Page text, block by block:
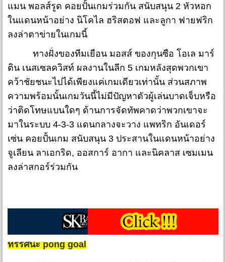
แมน พอลส์รูด คอยปั้นเกมร่วมกัน สนับสนุน 2 หัวหอก
ในแดนหน้าอย่าง นิโคไล ฮริสตอฟ และลูกา ฟายฟริก
ลงล่าตาข่ายในเกมนี้
ทางฝั่งของทีมเยือน มอสส์ ของกุนซือ โอเล มาร์
ติน เนสเซลควิสท์ ผลงานในลีก 5 เกมหลังสุดพวกเขา
คว้าชัยชนะไปได้เพียงแค่เกมเดียวเท่านั้น ส่วนสภาพ
ความพร้อมนั้นเกมวันนี้ไม่มีปัญหาตัวผู้เล่นบาดเจ็บหรือ
ว่าติดโทษแบนใดๆ ด้านการจัดทัพคาดว่าพวกเขาจะ
มาในระบบ 4-3-3 แดนกลางจะวาง แพทริก อันเดอร์
เซ่น คอยปั้นเกม สนับสนุน 3 ประสานในแดนหน้าอย่าง
จูเลียน ลาเอกริด, ออสการ์ อากา และนิคลาส เซมเมน
ลงล่าสกอร์ร่วมกัน
ทรรศนะ pong goal